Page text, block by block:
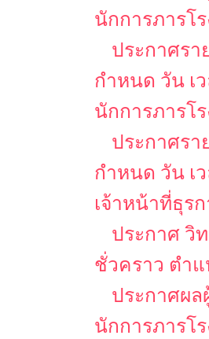
นักการภารโร
ประกาศรา
กำหนด วัน เ
นักการภารโร
ประกาศรา
กำหนด วัน เ
เจ้าหน้าที่ธุร
ประกาศ วิ
ชั่วคราว ตำแ
ประกาศผ
นักการภารโร